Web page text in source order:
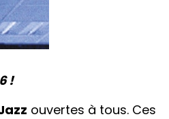
!
ouvertes à tous. Ces